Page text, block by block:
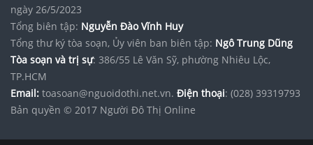
ngày 26/5/2023
Tổng biên tập: Nguyễn Đào Vĩnh Huy
Tổng thư ký tòa soạn, Ủy viên ban biên tập: Ngô Trung Dũng
Tòa soạn và trị sự: 386/55 Lê Văn Sỹ, phường Nhiêu Lộc,
TP.HCM
Email: toasoan@nguoidothi.net.vn. Điện thoại: (028) 39319793
Bản quyền © 2017 Người Đô Thị Online